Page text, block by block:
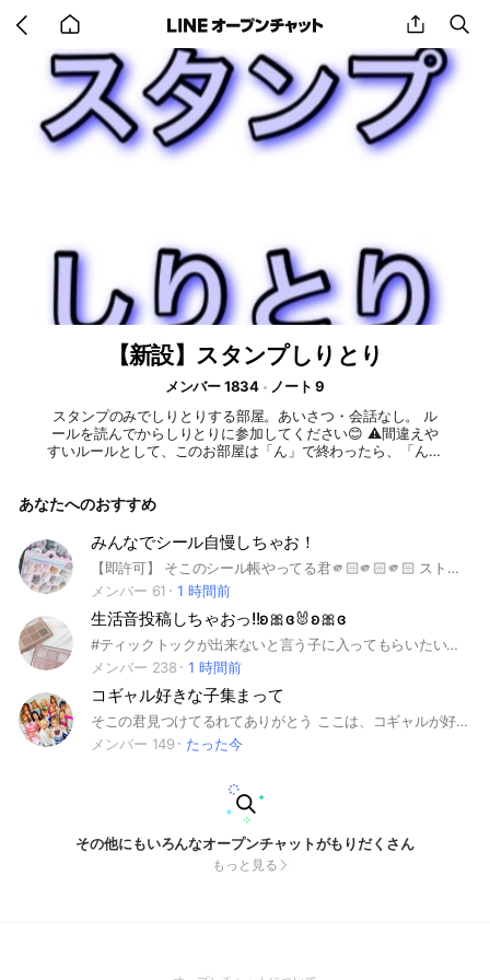
back
home
share
【新設】スタンプしりとり
メンバー 1834
ノート 9
スタンプのみでしりとりする部屋。あいさつ・会話なし。 ル
ールを読んでからしりとりに参加してください😊 ⚠️間違えや
すいルールとして、このお部屋は「ん」で終わったら、「ん・
OKなのでお気軽に参加してね😊
あなたへのおすすめ
みんなでシール自慢しちゃお！
【即許可】 そこのシール帳やってる君🫵🏻🫵🏻🫵🏻 ストップー！！ ここではなんにも気にせずに、シール仲間たちにシールを自慢出来るオプだよ！ 結構雑談多めなオプなのと、基本的マナーと、即抜け、無言抜けを守ってくれればめっちゃゆるゆる！ まぁ要約するとバチくそ楽しいオプって事！ ちなみに入る前の質問では、自分が今入ってるオプの名前を聞かれるから今のうちに覚えておいでー！ それじゃ、中で待ってるねー！ 2025年12月13日(土)に作ったオプチャです！ #シール #自慢 #ゆるゆる #学生
メンバー 61
1 時間前
生活音投稿しちゃおっ!!ʚ🎀ɞ🐰ʚ🎀ɞ
#ティックトックが出来ないと言う子に入ってもらいたいです！！#荒らしは絶対NG！！#皆で生活音投稿して、楽しくしよぉ〜！！！#アドバイス、感想じゃんじゃん言ってください！！
メンバー 238
1 時間前
コギャル好きな子集まって
そこの君見つけてるれてありがとう ここは、コギャルが好きな子が 集まる場所だよ‼️ ルール 喧嘩❌下ネタ❌なりすまし❌ アイコンは、コギャル関係にしてね
メンバー 149
たった今
その他にもいろんなオープンチャットがもりだくさん
もっと見る